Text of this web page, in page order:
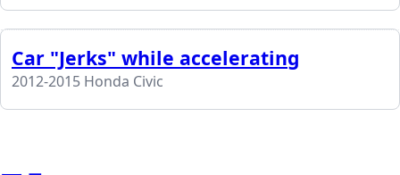
Car "Jerks" while accelerating
2012-2015 Honda Civic